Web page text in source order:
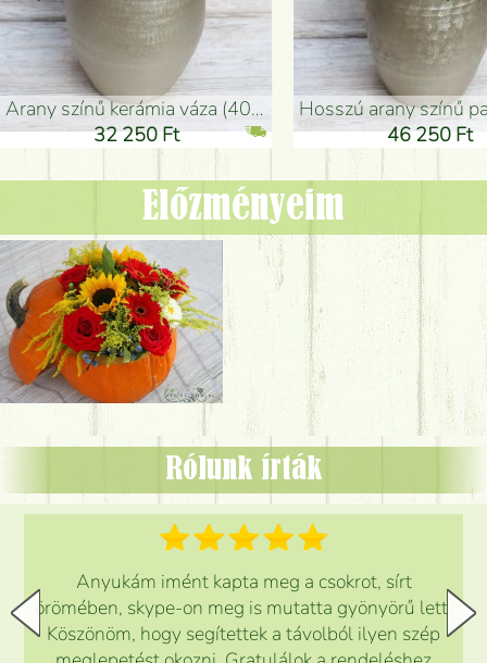
arany színű kerámia váza (40x26cm)
32 250 Ft
hosszú arany színű
46 250 Ft
Előzményeim
Rólunk írták
Anyukám imént kapta meg a csokrot, sírt
örömében, skype-on meg is mutatta gyönyörű lett.
Köszönöm, hogy segítettek a távolból ilyen szép